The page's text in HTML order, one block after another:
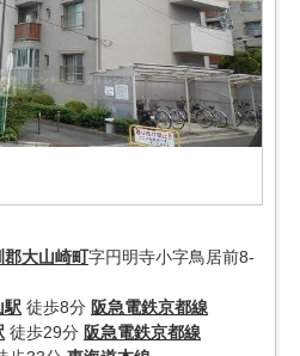
郡大山崎町字円明寺小字鳥居前8-
駅 徒歩8分 阪急電鉄京都線
徒歩29分 阪急電鉄京都線